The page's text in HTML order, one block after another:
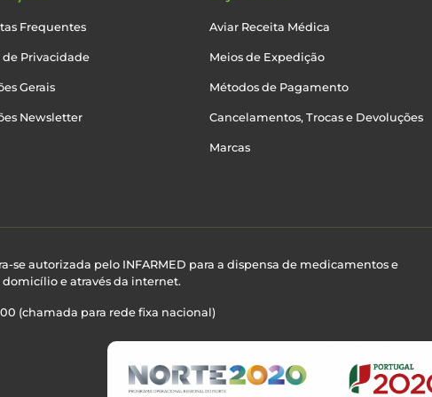
Frequentes
Privacidade
Gerais
Newsletter
Aviar Receita Médica
Meios de Expedição
Métodos de Pagamento
Cancelamentos, Trocas e Devoluções
Marcas
se autorizada pelo INFARMED para a dispensa de medicamentos e
e através da internet.
(chamada para rede fixa nacional)